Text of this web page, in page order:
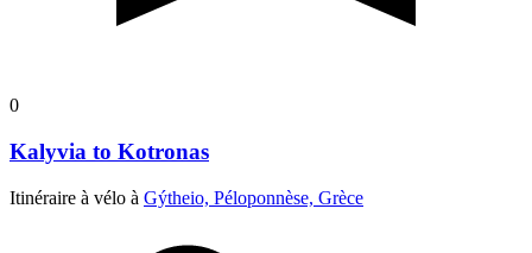
0
Kalyvia to Kotronas
Itinéraire à vélo à Gýtheio, Péloponnèse, Grèce